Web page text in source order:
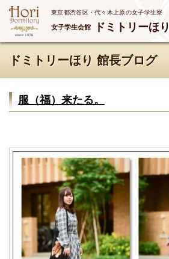
東京都渋谷区・代々木上原の女子学生寮
女子学生会館 ドミトリーほり
ドミトリーほり 館長ブログ
服（福）来たる。